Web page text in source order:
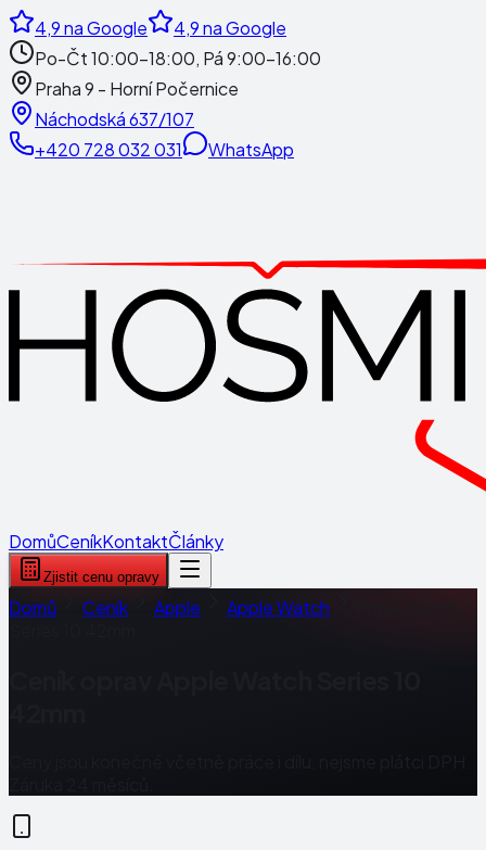
4,9na Google 4,9na Google
Po-Čt 10:00-18:00, Pá 9:00-16:00
Praha 9 - Horní Počernice
Náchodská 637/107
+420 728 032 031
WhatsApp
DomůCeníkKontaktČlánky
Zjistit cenu opravy
Domů Ceník Apple Apple Watch